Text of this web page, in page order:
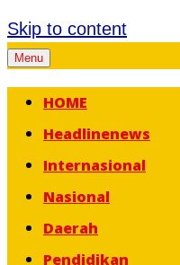
Skip to content
Menu
HOME
Headlinenews
Internasional
Nasional
Daerah
Pendidikan